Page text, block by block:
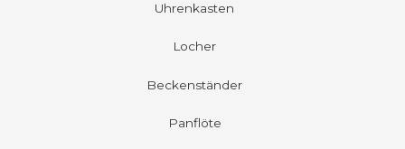
Uhrenkasten
Locher
Beckenständer
Panflöte